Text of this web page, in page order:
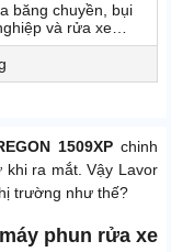
băng chuyền, bụi
và rửa xe…
1509XPchinh
ra mắt. Vậy Lavor
trường như thế?
phun rửa xe